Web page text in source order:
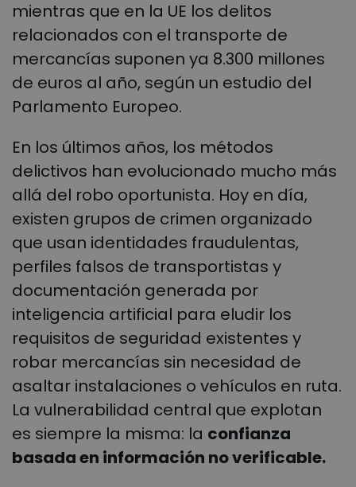
mientras que en la UE los delitos
relacionados con el transporte de
mercancías suponen ya 8.300 millones
de euros al año, según un estudio del
Parlamento Europeo.
En los últimos años, los métodos
delictivos han evolucionado mucho más
allá del robo oportunista. Hoy en día,
existen grupos de crimen organizado
que usan identidades fraudulentas,
perfiles falsos de transportistas y
documentación generada por
inteligencia artificial para eludir los
requisitos de seguridad existentes y
robar mercancías sin necesidad de
asaltar instalaciones o vehículos en ruta.
La vulnerabilidad central que explotan
es siempre la misma: la confianza
basada en información no verificable.